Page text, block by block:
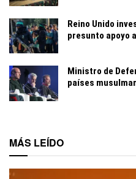
Reino Unido
presunto apoyo
Ministro de
países
MÁS LEÍDO